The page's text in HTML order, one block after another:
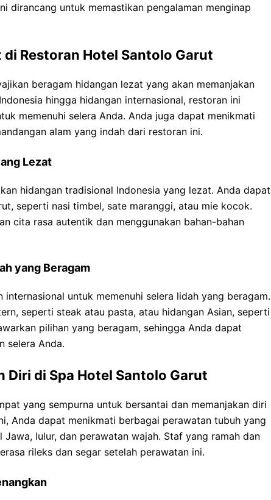
dirancang untuk memastikan pengalaman menginap
Restoran Hotel Santolo Garut
beragam hidangan lezat yang akan memanjakan
hingga hidangan internasional, restoran ini
memenuhi selera Anda. Anda juga dapat menikmati
alam yang indah dari restoran ini.
Lezat
hidangan tradisional Indonesia yang lezat. Anda dapat
seperti nasi timbel, sate maranggi, atau mie kocok.
cita rasa autentik dan menggunakan bahan-bahan
yang Beragam
internasional untuk memenuhi selera lidah yang beragam.
seperti steak atau pasta, atau hidangan Asian, seperti
pilihan yang beragam, sehingga Anda dapat
selera Anda.
Diri di Spa Hotel Santolo Garut
yang sempurna untuk bersantai dan memanjakan diri
Anda dapat menikmati berbagai perawatan tubuh yang
lulur, dan perawatan wajah. Staf yang ramah dan
rileks dan segar setelah perawatan ini.